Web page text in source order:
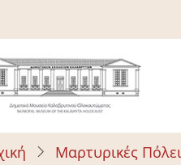
Μαρτυρικές